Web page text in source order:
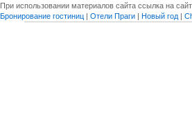
При использовании материалов сайта ссылка на сайт
Бронирование гостиниц | Отели Праги | Новый год |